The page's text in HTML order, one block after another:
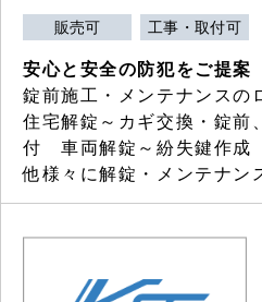
販売可 工事・取付可
安心と安全の防犯をご提案
錠前施工・メンテナンスの
住宅解錠～カギ交換・錠前
付 車両解錠～紛失鍵作成
他様々に解錠・メンテナン